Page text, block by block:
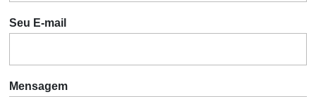
Seu E-mail
Mensagem